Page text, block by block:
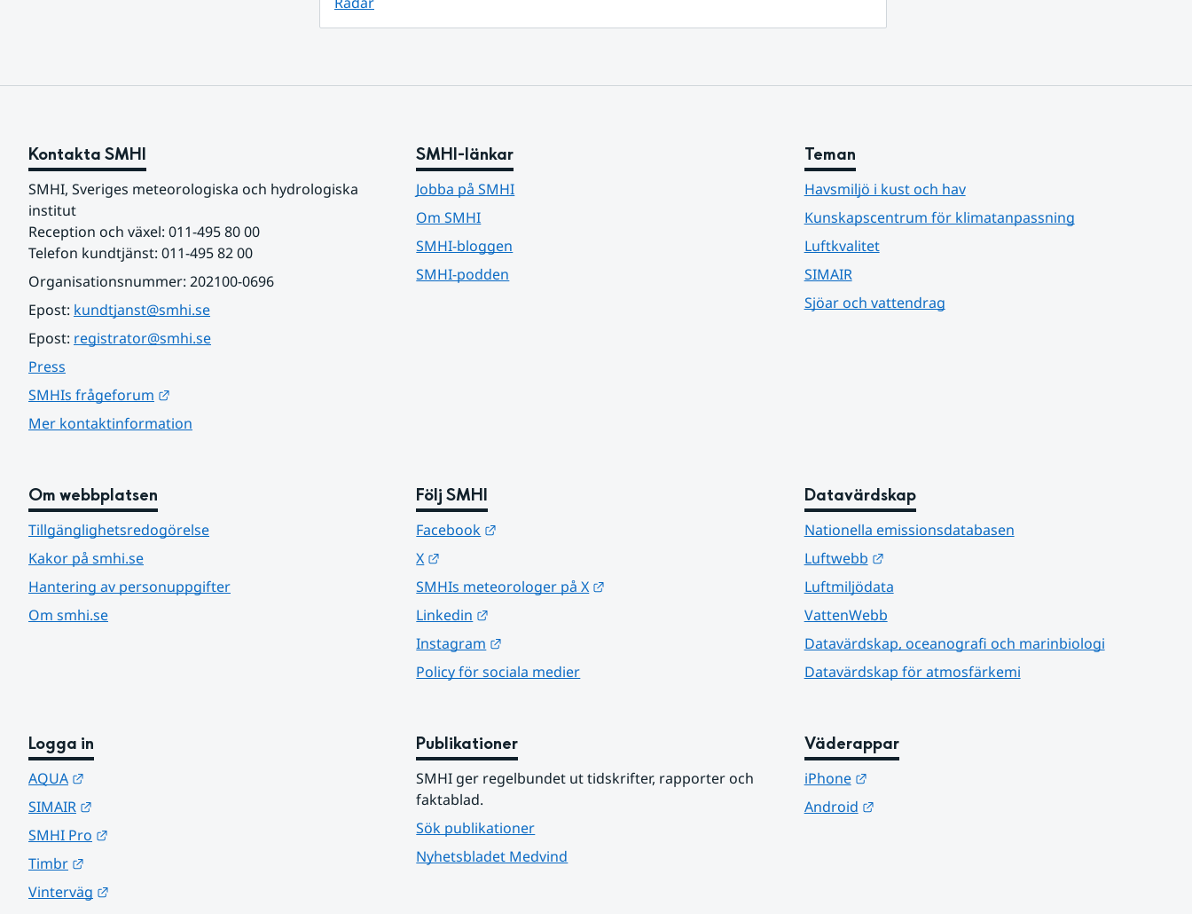
Kontakta SMHI
SMHI, Sveriges meteorologiska och hydrologiska
institut
Reception och växel: 011-495 80 00
Telefon kundtjänst: 011-495 82 00
Organisationsnummer: 202100-0696
Epost: kundtjanst@smhi.se
Epost: registrator@smhi.se
Press
SMHIs frågeforum
Mer kontaktinformation
SMHI-länkar
Jobba på SMHI
Om SMHI
SMHI-bloggen
SMHI-podden
Teman
Havsmiljö i kust och hav
Kunskapscentrum för klimatanpassning
Luftkvalitet
SIMAIR
Sjöar och vattendrag
Om webbplatsen
Tillgänglighetsredogörelse
Kakor på smhi.se
Hantering av personuppgifter
Om smhi.se
Följ SMHI
Facebook
X
SMHIs meteorologer på X
Linkedin
Instagram
Policy för sociala medier
Datavärdskap
Nationella emissionsdatabasen
Luftwebb
Länk till annan webbplats.
Luftmiljödata
VattenWebb
Datavärdskap, oceanografi och marinbiologi
Datavärdskap för atmosfärkemi
Logga in
AQUA
SIMAIR
SMHI Pro
Timbr
Vinterväg
Publikationer
SMHI ger regelbundet ut tidskrifter, rapporter och
faktablad.
Sök publikationer
Nyhetsbladet Medvind
Väderappar
iPhone
Länk till annan webbplats.
Android
Länk till annan webbplats.